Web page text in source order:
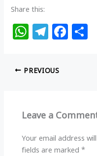
Share this:
W
at
s
p
T
e
g
m
F
o
k
PREVIOUS
Leave a
Your email address
fields are marked*